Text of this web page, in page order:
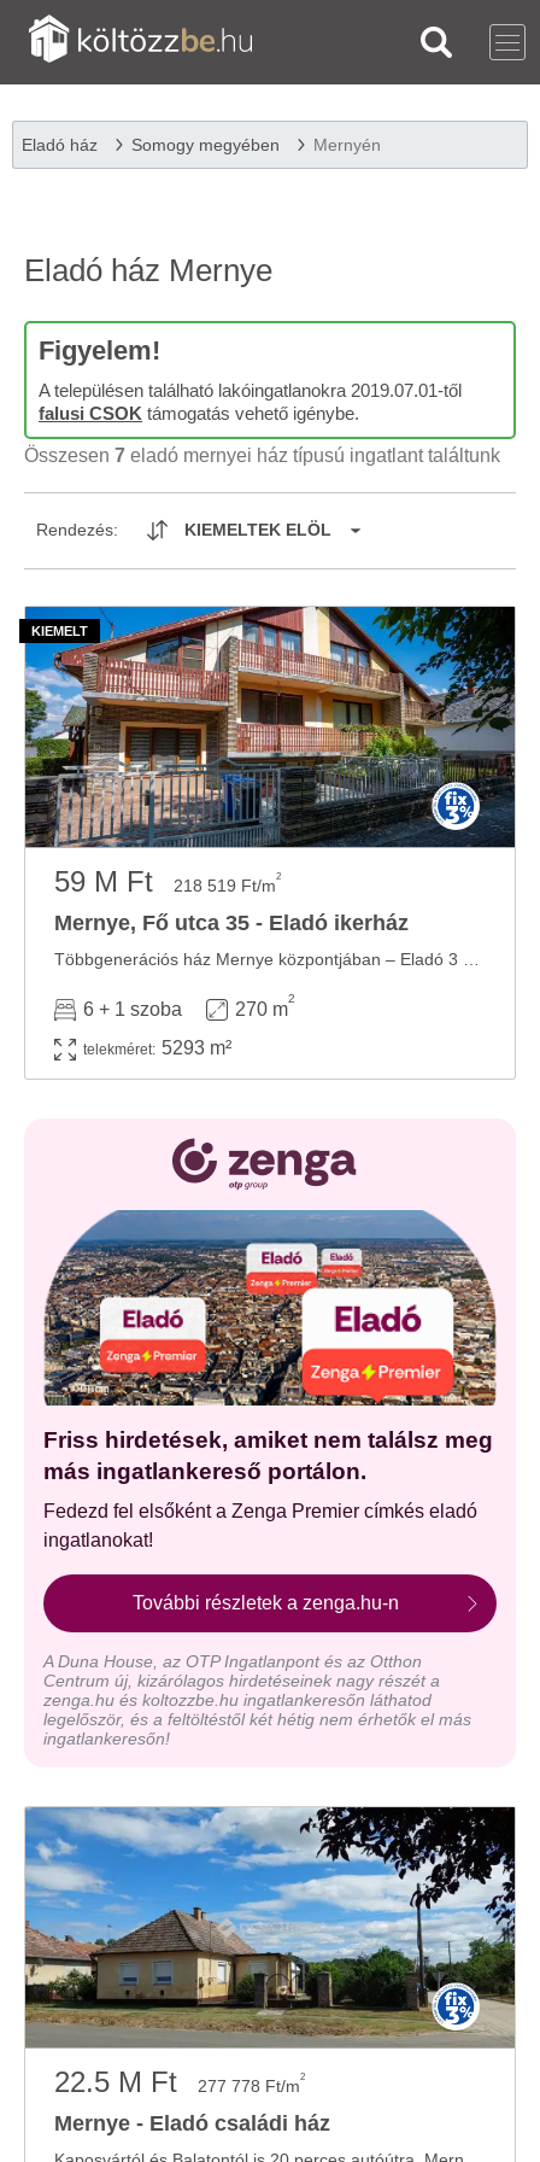
Eladó ház Somogy megyében Mernyén
Eladó ház Mernye
Figyelem!
A településen található lakóingatlanokra 2019.07.01-től
falusi CSOK támogatás vehető igénybe.
Összesen 7 eladó mernyei ház típusú ingatlant találtunk
Rendezés: KIEMELTEK ELÖL
59 M Ft 218 519 Ft/m2
Mernye, Fő utca 35 - Eladó ikerház
6 + 1 szoba 270 m
2
telekméret: 5293 m²
Friss hirdetések, amiket nem találsz meg
más ingatlankereső portálon.
Fedezd fel elsőként a Zenga Premier címkés eladó
ingatlanokat!
További részletek a zenga.hu-n
A Duna House, az OTP Ingatlanpont és az Otthon
Centrum új, kizárólagos hirdetéseinek nagy részét a
zenga.hu és koltozzbe.hu ingatlankeresőn láthatod
legelőször, és a feltöltéstől két hétig nem érhetők el más
ingatlankeresőn!
22.5 M Ft 277 778 Ft/m2
Mernye - Eladó családi ház